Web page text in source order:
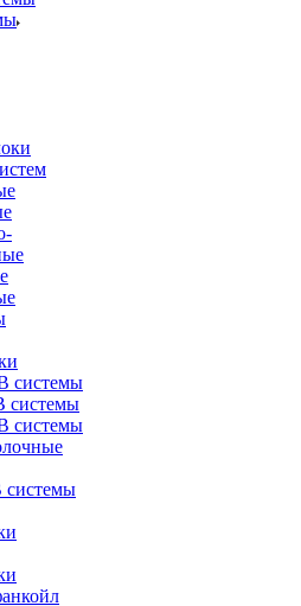
системы
системы
системы